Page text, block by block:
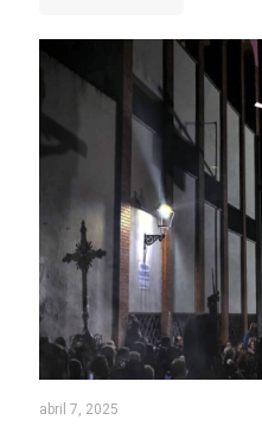
abril 7, 2025